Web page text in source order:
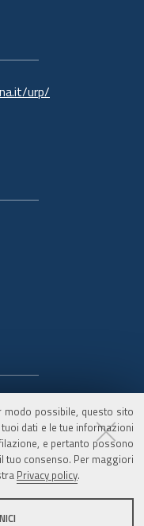
possibile, questo sito
dati e le tue informazioni
e pertanto possono
tuo consenso. Per maggiori
Privacy policy.
urp/